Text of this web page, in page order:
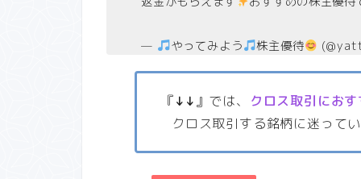
— やってみよう 株主優待
『↓↓』では、 クロス取引にお
クロス取引する銘柄に迷って